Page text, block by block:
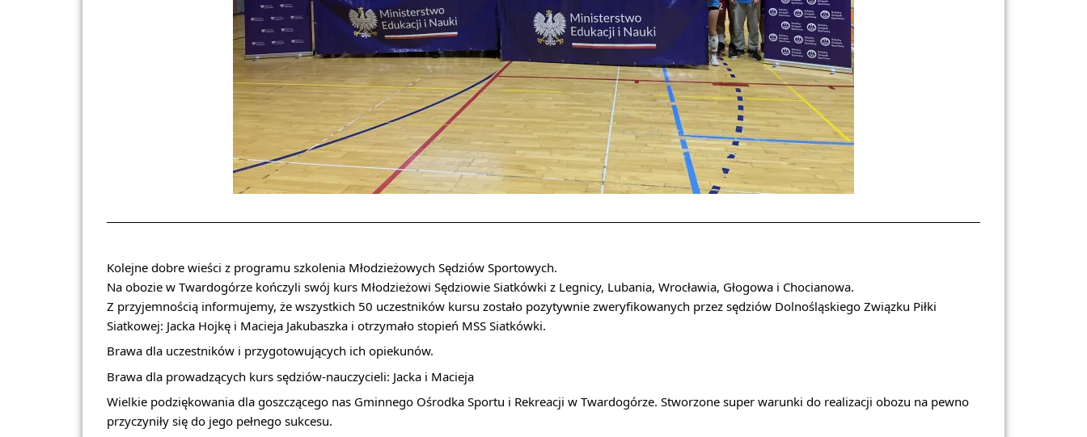
Kolejne dobre wieści z programu szkolenia Młodzieżowych Sędziów Sportowych.
Na obozie w Twardogórze kończyli swój kurs Młodzieżowi Sędziowie Siatkówki z Legnicy, Lubania, Wrocławia, Głogowa i Chocianowa.
Z przyjemnością informujemy, że wszystkich 50 uczestników kursu zostało pozytywnie zweryfikowanych przez sędziów Dolnośląskiego Związku Piłki
Siatkowej: Jacka Hojkę i Macieja Jakubaszka i otrzymało stopień MSS Siatkówki.
Brawa dla uczestników i przygotowujących ich opiekunów.
Brawa dla prowadzących kurs sędziów-nauczycieli: Jacka i Macieja
Wielkie podziękowania dla goszczącego nas Gminnego Ośrodka Sportu i Rekreacji w Twardogórze. Stworzone super warunki do realizacji obozu na pewno
przyczyniły się do jego pełnego sukcesu.